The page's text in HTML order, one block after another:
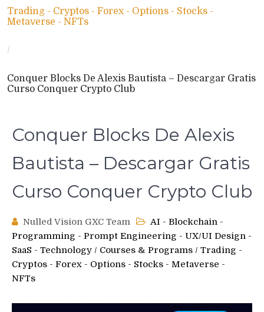
Trading - Cryptos - Forex - Options - Stocks -
Metaverse - NFTs
/
Conquer Blocks De Alexis Bautista – Descargar Gratis
Curso Conquer Crypto Club
Conquer Blocks De Alexis
Bautista – Descargar Gratis
Curso Conquer Crypto Club
Nulled Vision GXC Team
AI - Blockchain -
Programming - Prompt Engineering - UX/UI Design -
SaaS - Technology / Courses & Programs / Trading -
Cryptos - Forex - Options - Stocks - Metaverse -
NFTs